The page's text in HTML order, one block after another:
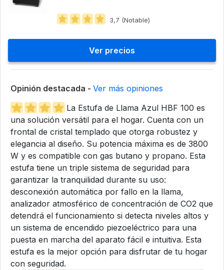
3,7 (Notable)
Ver precios
Opinión destacada - Ver más opiniones
La Estufa de Llama Azul HBF 100 es
una solución versátil para el hogar. Cuenta con un
frontal de cristal templado que otorga robustez y
elegancia al diseño. Su potencia máxima es de 3800
W y es compatible con gas butano y propano. Esta
estufa tiene un triple sistema de seguridad para
garantizar la tranquilidad durante su uso:
desconexión automática por fallo en la llama,
analizador atmosférico de concentración de CO2 que
detendrá el funcionamiento si detecta niveles altos y
un sistema de encendido piezoeléctrico para una
puesta en marcha del aparato fácil e intuitiva. Esta
estufa es la mejor opción para disfrutar de tu hogar
con seguridad.